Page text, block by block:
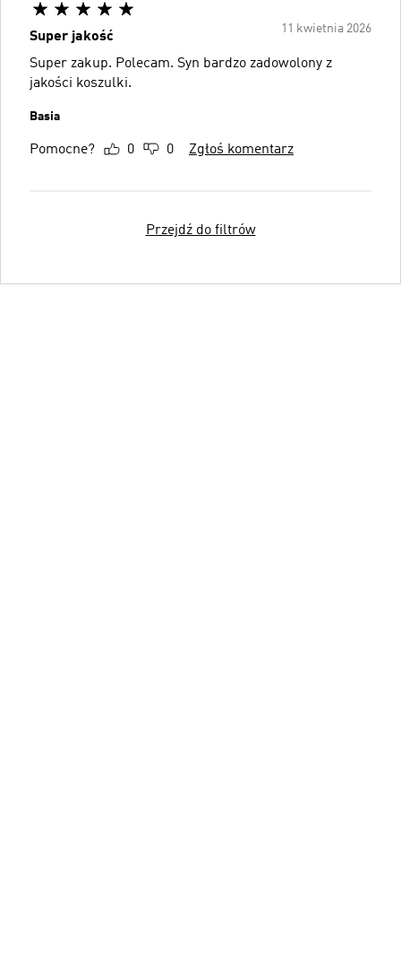
11 kwietnia 2026
Super jakość
Super zakup. Polecam. Syn bardzo zadowolony z
jakości koszulki.
Basia
Pomocne? 0 0 Zgłoś komentarz
Przejdź do filtrów